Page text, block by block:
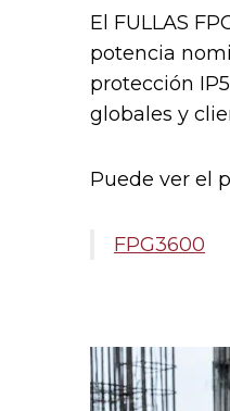
El FULLAS
potencia
protección
globales y
Puede ver el
FPG3600